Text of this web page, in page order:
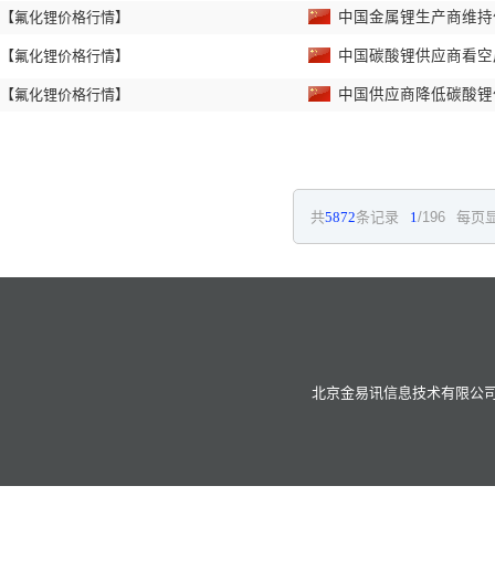
【氟化锂价格行情】
【氟化锂价格行情】
【氟化锂价格行情】
中国金属锂生产商维
中国碳酸锂供应商看
中国供应商降低碳酸
共5872条记录 1/196 每页
北京金易讯信息技术有限公